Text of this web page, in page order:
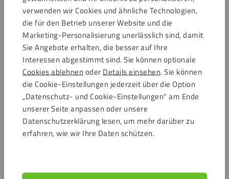
verwenden wir Cookies und ähnliche Technologien,
die für den Betrieb unserer Website und die
Marketing-Personalisierung unerlässlich sind, damit
Sie Angebote erhalten, die besser auf Ihre
Interessen abgestimmt sind. Sie können optionale
Cookies ablehnen oder Details einsehen. Sie können
die Cookie-Einstellungen jederzeit über die Option
„Datenschutz- und Cookie-Einstellungen" am Ende
unserer Seite anpassen oder unsere
Datenschutzerklärung lesen, um mehr darüber zu
erfahren, wie wir Ihre Daten schützen.
zurück.
Warum Kunststoffplatten bei
Kunststoffplattenonline fräsen lassen?
Bei Kunststoffplattenonline müssen Sie nicht immer wieder
Angebote anfordern oder andauernd E-Mails hin und her
schicken.
Einfach Ihre DXF-Datei hochladen und sofort bestellen!
Ideal für kleine Serien von Formen oder eine Reihe von